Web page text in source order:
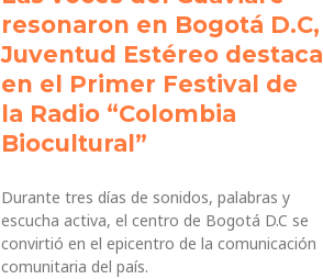
resonaron en Bogotá D.C,
Juventud Estéreo destaca
en el Primer Festival de
la Radio “Colombia
Biocultural”
Durante tres días de sonidos, palabras y
escucha activa, el centro de Bogotá D.C se
convirtió en el epicentro de la comunicación
comunitaria del país.